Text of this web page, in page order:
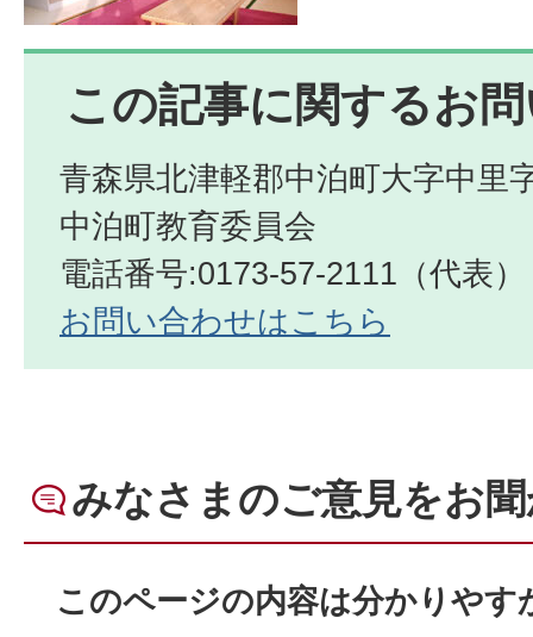
この記事に関するお
青森県北津軽郡中泊町大字中里
中泊町教育委員会
電話番号:0173-57-2111（代表）
お問い合わせはこちら
みなさまのご意見をお
このページの内容は分かりやす